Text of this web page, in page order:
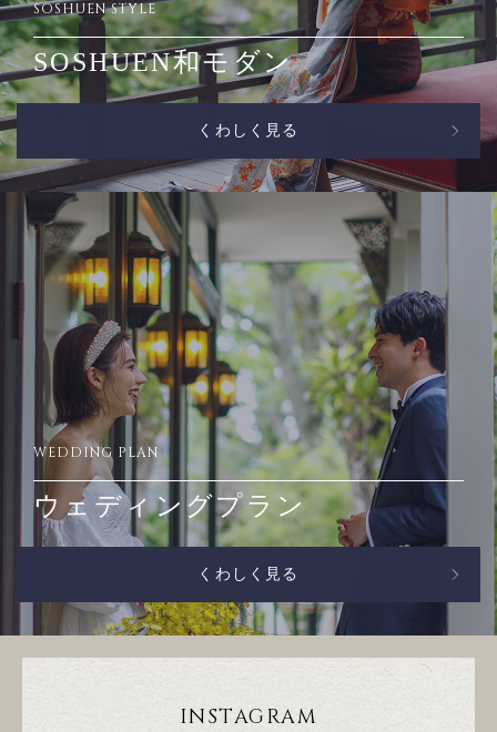
SOSHUEN STYLE
SOSHUEN和モダン
くわしく見る
WEDDING PLAN
ウェディングプラン
くわしく見る
INSTAGRAM